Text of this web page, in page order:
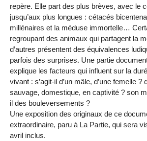
repère. Elle part des plus brèves, avec le
jusqu’aux plus longues : cétacés
millénaires et la méduse immortelle…
regroupant des animaux qui partagent la
d’autres présentent des équivalences
parfois des surprises. Une partie
explique les facteurs qui influent sur la
vivant : s’agit-il d’un mâle, d’une femelle ?
sauvage, domestique, en captivité ? son
il des bouleversements ?
Une exposition des originaux de ce
extraordinaire, paru à La Partie, qui sera
avril inclus.